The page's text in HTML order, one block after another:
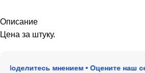
Описание
Цена за штуку.
мнением • Оцените наш сервис